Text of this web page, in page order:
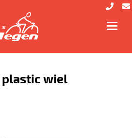
plastic wiel